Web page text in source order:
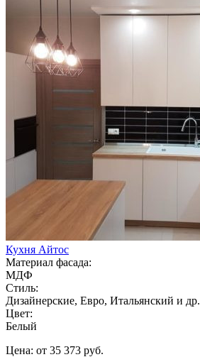
Кухня Айтос
Материал фасада:
МДФ
Стиль:
Дизайнерские, Евро, Итальянский и др.
Цвет:
Белый
Цена: от 35 373 руб.